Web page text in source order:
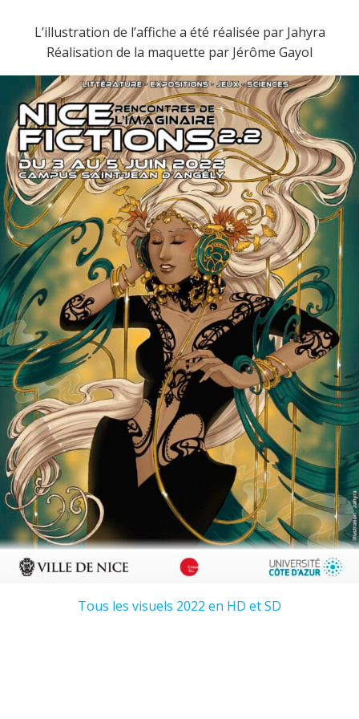
L’illustration de l’affiche a été réalisée par Jahyra
Réalisation de la maquette par Jérôme Gayol
Tous les visuels 2022 en HD et SD